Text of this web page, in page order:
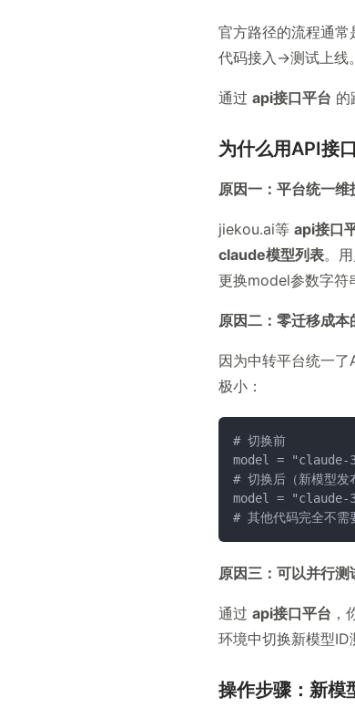
官方路径的流程通
代码接入→测试上线
通过 api接口平台 的
为什么用API接
原因一：平台统一维
jiekou.ai等 api接口
claude模型列表。
更换model参数字符
原因二：零迁移成本
因为中转平台统一
极小：
# 切换前
model = "claude-
# 切换后（新模型发
model = "claude-
# 其他代码完全不需
原因三：可以并行
通过 api接口平台
环境中切换新模型ID
操作步骤：新模